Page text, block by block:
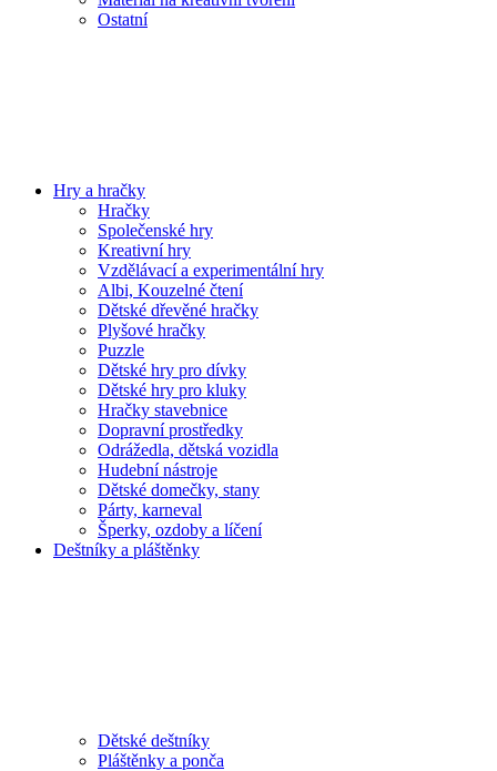
Ostatní
Hry a hračky
Hračky
Společenské hry
Kreativní hry
Vzdělávací a experimentální hry
Albi, Kouzelné čtení
Dětské dřevěné hračky
Plyšové hračky
Puzzle
Dětské hry pro dívky
Dětské hry pro kluky
Hračky stavebnice
Dopravní prostředky
Odrážedla, dětská vozidla
Hudební nástroje
Dětské domečky, stany
Párty, karneval
Šperky, ozdoby a líčení
Deštníky a pláštěnky
Dětské deštníky
Pláštěnky a ponča